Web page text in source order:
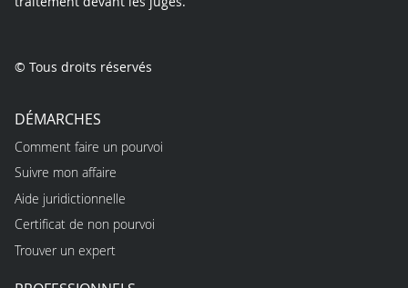
© Tous droits réservés
DÉMARCHES
Comment faire un pourvoi
Suivre mon affaire
Aide juridictionnelle
Certificat de non pourvoi
Trouver un expert